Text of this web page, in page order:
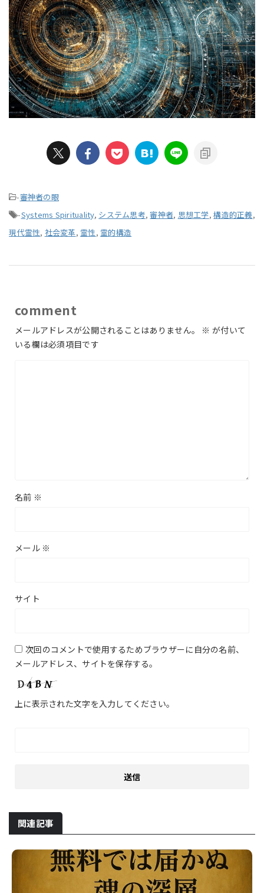
-審神者の眼
-Systems Spirituality, システム思考,審神者, 思想工学,構造的正義,
現代霊性, 社会変革, 霊性, 霊的構造
comment
メールアドレスが公開されることはありません。 ※ が付いて
いる欄は必須項目です
名前 ※
メール ※
サイト
次回のコメントで使用するためブラウザーに自分の名前、
メールアドレス、サイトを保存する。
上に表示された文字を入力してください。
関連記事